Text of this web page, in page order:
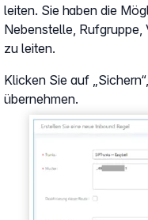
Show larger version
leiten. Sie haben die
Nebenstelle,
zu leiten.
Klicken Sie auf
übernehmen.